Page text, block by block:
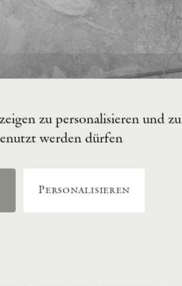
zu personalisieren und zu
werden dürfen
Personalisieren